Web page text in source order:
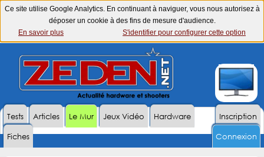
Ce site utilise Google Analytics. En continuant à naviguer, vous nous autorisez à
déposer un cookie à des fins de mesure d'audience.
En savoir plus
S'identifier pour configurer cette option
Inscription
Tests Articles Le Mur Jeux Vidéo
Hardware
Fiches
Connexion